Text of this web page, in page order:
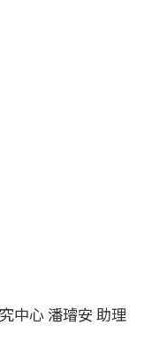
中心 潘璿安 助理